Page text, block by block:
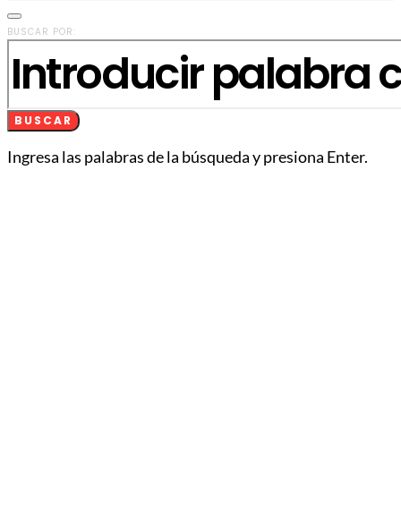
BUSCAR POR:
BUSCAR
Ingresa las palabras de la búsqueda y presiona Enter.